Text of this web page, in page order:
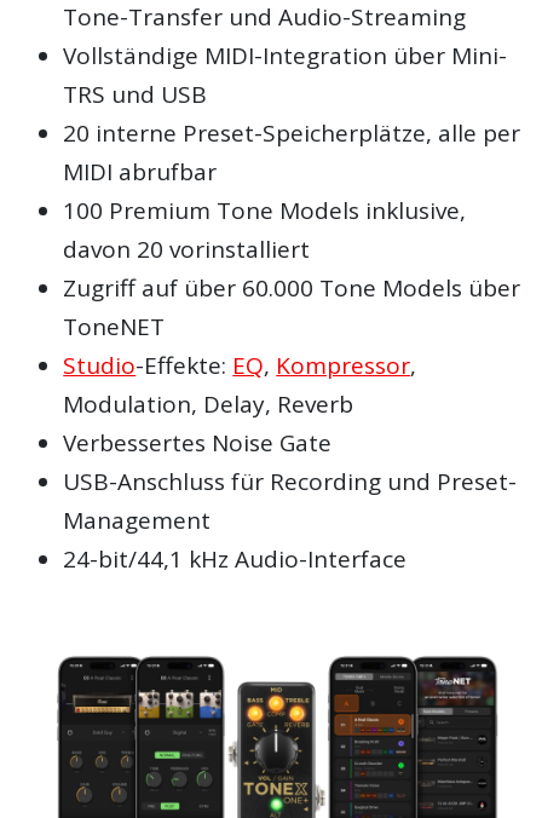
Tone-Transfer und Audio-Streaming
Vollständige MIDI-Integration über Mini-
TRS und USB
20 interne Preset-Speicherplätze, alle per
MIDI abrufbar
100 Premium Tone Models inklusive,
davon 20 vorinstalliert
Zugriff auf über 60.000 Tone Models über
ToneNET
Studio-Effekte: EQ, Kompressor,
Modulation, Delay, Reverb
Verbessertes Noise Gate
USB-Anschluss für Recording und Preset-
Management
24-bit/44,1 kHz Audio-Interface